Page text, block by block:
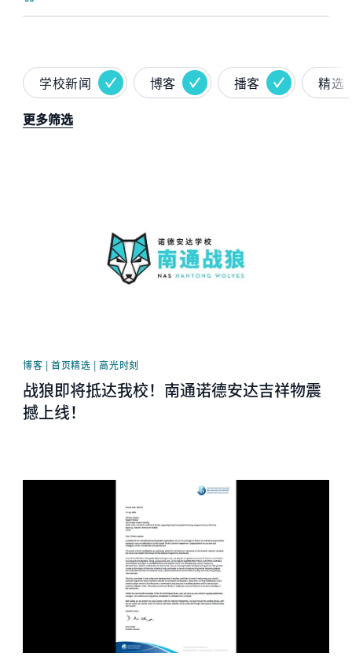
学校新闻 博客 播客
精选
更多筛选
博客 | 首页精选 | 高光时刻
战狼即将抵达我校！南通诺德安达吉祥物震
撼上线！